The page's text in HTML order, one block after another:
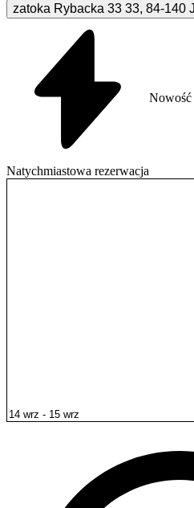
zatoka Rybacka 33 33, 84-140
Natychmiastowa rezerwacja